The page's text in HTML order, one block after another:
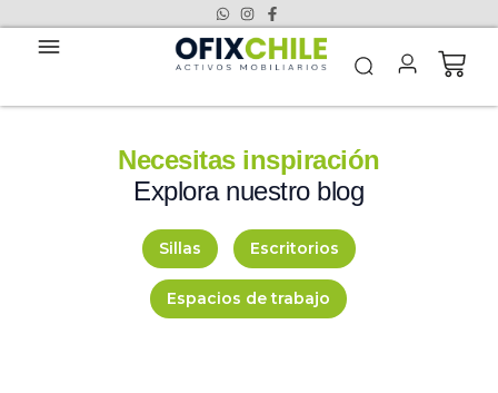
Necesitas inspiración
Explora nuestro blog
Sillas Escritorios
Espacios de trabajo